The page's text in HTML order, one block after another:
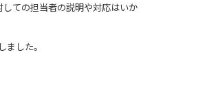
ての担当者の説明や対応はいか
した。